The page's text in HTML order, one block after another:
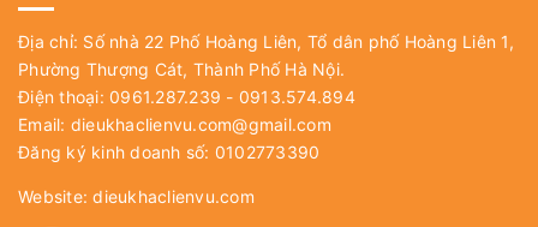
Địa chỉ: Số nhà 22 Phố Hoàng Liên, Tổ dân phố Hoàng Liên 1,
Phường Thượng Cát, Thành Phố Hà Nội.
Điện thoại: 0961.287.239 - 0913.574.894
Email: dieukhaclienvu.com@gmail.com
Đăng ký kinh doanh số: 0102773390
Website:dieukhaclienvu.com